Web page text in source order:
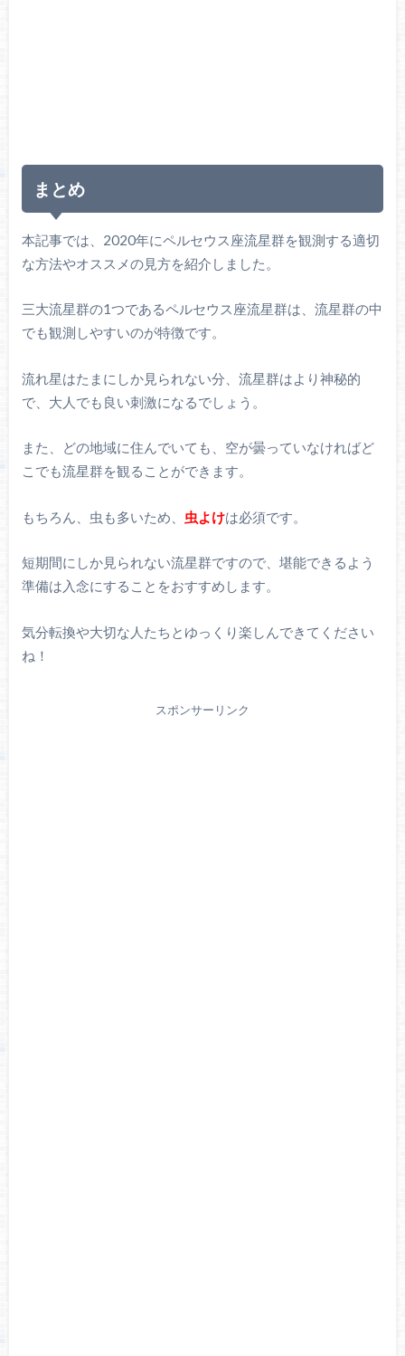
まとめ
本記事では、2020年にペルセウス座流星群を観測する適切
な方法やオススメの見方を紹介しました。
三大流星群の1つであるペルセウス座流星群は、流星群の中
でも観測しやすいのが特徴です。
流れ星はたまにしか見られない分、流星群はより神秘的
で、大人でも良い刺激になるでしょう。
また、どの地域に住んでいても、空が曇っていなければど
こでも流星群を観ることができます。
もちろん、虫も多いため、 虫よけは必須です。
短期間にしか見られない流星群ですので、堪能できるよう
準備は入念にすることをおすすめします。
気分転換や大切な人たちとゆっくり楽しんできてください
ね！
スポンサーリンク